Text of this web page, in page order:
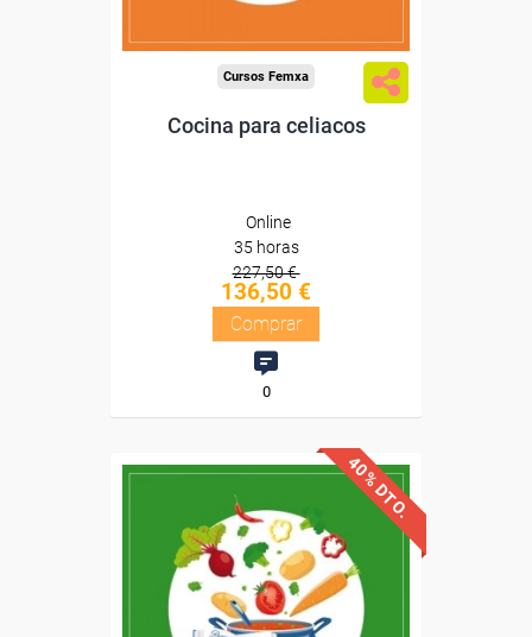
Cursos Femxa
Cocina para celiacos
Online
35 horas
227,50 €
136,50 €
Comprar
0
40% DTO.
Descuentos especiales
Sin requisitos de acceso